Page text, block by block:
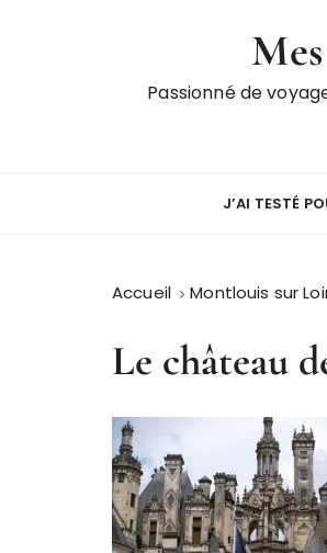
Passionné de
J’AI TESTÉ
Accueil Montlouis sur
Le château